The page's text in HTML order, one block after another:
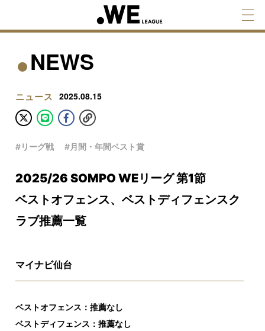
NEWS
ニュース 2025.08.15
#リーグ戦 #月間・年間ベスト賞
2025/26 SOMPO WEリーグ 第1節
ベストオフェンス、ベストディフェンスク
ラブ推薦一覧
マイナビ仙台
ベストオフェンス：推薦なし
ベストディフェンス：推薦なし